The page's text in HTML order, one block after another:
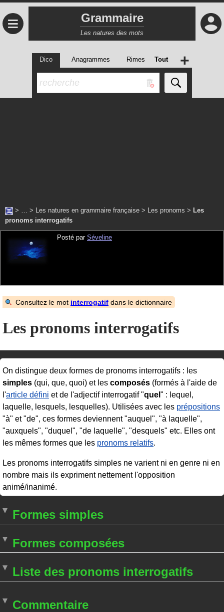
≡ Grammaire
Les natures des mots
Dico Anagrammes Rimes Tout +
> … > Les natures en grammaire française > Les pronoms > Les
pronoms interrogatifs
Posté par Séveline
Consultez le mot interrogatif dans le dictionnaire
Les pronoms interrogatifs
On distingue deux formes de pronoms interrogatifs : les
simples (qui, que, quoi) et les composés (formés à l'aide de
l'article défini et de l'adjectif interrogatif "quel " : lequel,
laquelle, lesquels, lesquelles). Utilisées avec les prépositions
"à" et "de", ces formes deviennent "auquel", "à laquelle",
"auxquels", "duquel", "de laquelle", "desquels" etc. Elles ont
les mêmes formes que les pronoms relatifs.
Les pronoms interrogatifs simples ne varient ni en genre ni en
nombre mais ils expriment nettement l'opposition
animé/inanimé.
Formes simples
Formes composées
Liste des pronoms interrogatifs
Commentaire